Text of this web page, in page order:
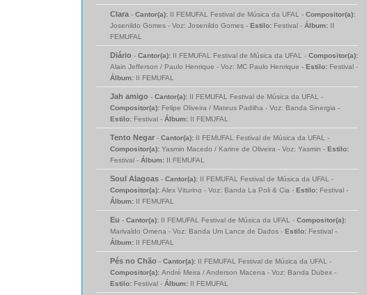
Clara - Cantor(a): II FEMUFAL Festival de Música da UFAL - Compositor(a):
Josenildo Gomes - Voz: Josenildo Gomes - Estilo: Festival - Álbum: II
FEMUFAL
Diário - Cantor(a): II FEMUFAL Festival de Música da UFAL - Compositor(a):
Alain Jefferson / Paulo Henrique - Voz: MC Paulo Henrique - Estilo: Festival -
Álbum: II FEMUFAL
Jah amigo - Cantor(a): II FEMUFAL Festival de Música da UFAL -
Compositor(a): Felipe Oliveira / Mateus Padilha - Voz: Banda Sinergia -
Estilo: Festival - Álbum: II FEMUFAL
Tento Negar - Cantor(a): II FEMUFAL Festival de Música da UFAL -
Compositor(a): Yasmin Macedo / Karine de Oliveira - Voz: Yasmin - Estilo:
Festival - Álbum: II FEMUFAL
Soul Alagoas - Cantor(a): II FEMUFAL Festival de Música da UFAL -
Compositor(a): Alex Viturino - Voz: Banda La Poli & Cia - Estilo: Festival -
Álbum: II FEMUFAL
Eu - Cantor(a): II FEMUFAL Festival de Música da UFAL - Compositor(a):
Marivaldo Omena - Voz: Banda Um Lance de Dados - Estilo: Festival -
Álbum: II FEMUFAL
Pés no Chão - Cantor(a): II FEMUFAL Festival de Música da UFAL -
Compositor(a): André Meira / Anderson Macena - Voz: Banda Dubex -
Estilo: Festival - Álbum: II FEMUFAL